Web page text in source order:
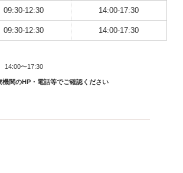
09:30-12:30 14:00-17:30
09:30-12:30 14:00-17:30
〜17:30
関のHP・電話等でご確認ください